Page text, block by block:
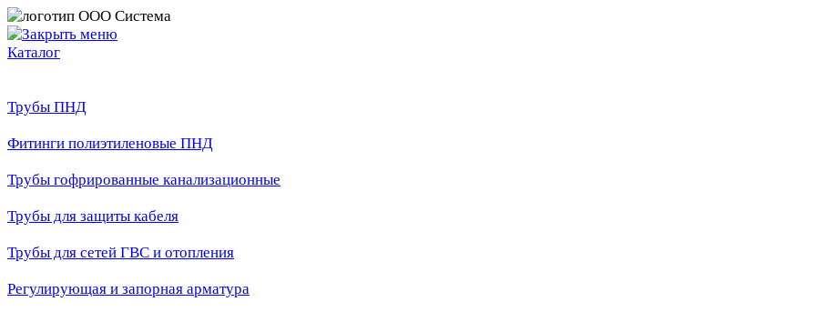
Каталог
Трубы ПНД
Фитинги полиэтиленовые ПНД
Трубы гофрированные канализационные
Трубы для защиты кабеля
Трубы для сетей ГВС и отопления
Регулирующая и запорная арматура